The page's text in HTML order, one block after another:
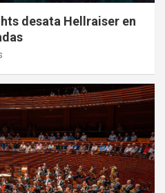
desata Hellraiser en